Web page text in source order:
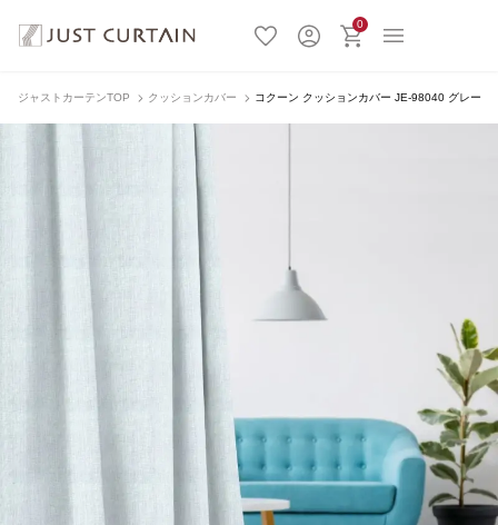
0
ジャストカーテンTOP クッションカバー コクーン クッションカバー JE-98040 グレー